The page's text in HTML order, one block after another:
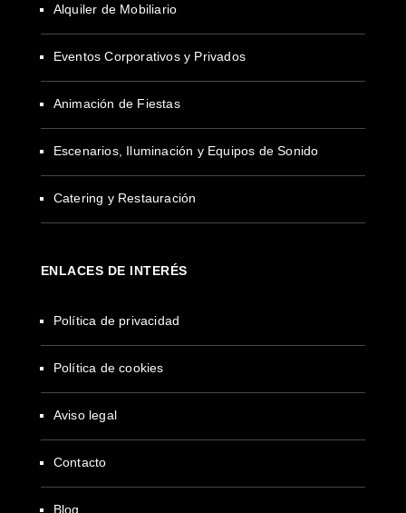
Alquiler de Mobiliario
Eventos Corporativos y Privados
Animación de Fiestas
Escenarios, Iluminación y Equipos de Sonido
Catering y Restauración
ENLACES DE INTERÉS
Política de privacidad
Política de cookies
Aviso legal
Contacto
Blog